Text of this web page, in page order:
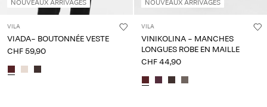
NOUVEAUX ARRIVAGES
VILA
VIADA- BOUTONNÉE VESTE
CHF 59,90
NOUVEAUX ARRIVAGES
VILA
VINIKOLINA - MANCHES
LONGUES ROBE EN MAILLE
CHF 44,90